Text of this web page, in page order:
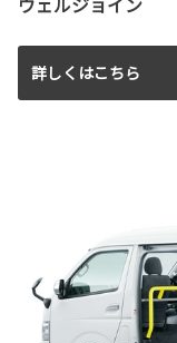
詳しくはこちら